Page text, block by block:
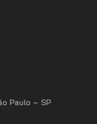
Paulo – SP